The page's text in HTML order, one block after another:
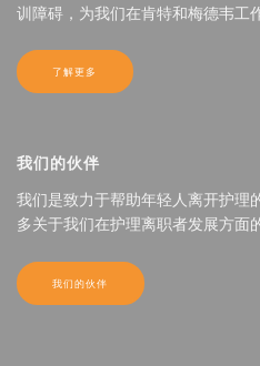
训障碍，为我们在肯特和梅德韦工
了解更多
我们的伙伴
我们是致力于帮助年轻人离开护理
多关于我们在护理离职者发展方面
我们的伙伴